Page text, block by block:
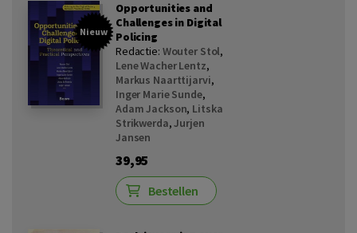
Nieuw
Opportunities and
Challenges in Digital
Policing
Redactie: Wouter Stol,
Lene Wacher Lentz,
Markus Naarttijarvi,
Inger Marie Sunde,
Adam Jackson, Litska
Strikwerda,Jurjen
Jansen
39,95
Bestellen